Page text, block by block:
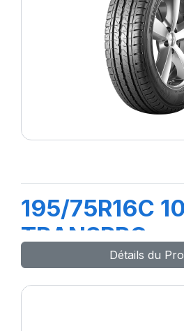
195/75R16C
TRANSPRO
Détails du